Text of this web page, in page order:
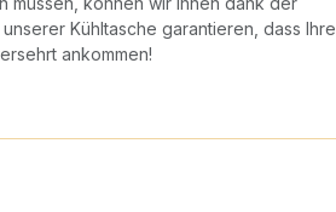
Kühltasche garantieren, dass Ihre
ankommen!